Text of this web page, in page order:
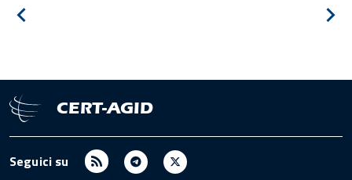
Navigazione
Notizia
CERT-AGID
Seguici su RSS Telegram
X